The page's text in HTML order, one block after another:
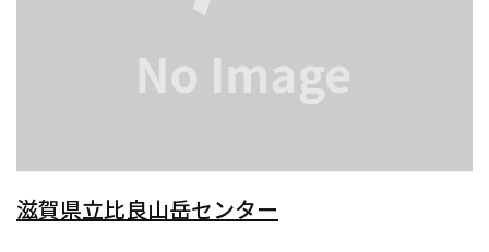
滋賀県立比良山岳センター